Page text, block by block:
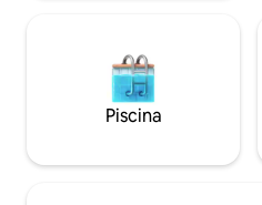
Piscina